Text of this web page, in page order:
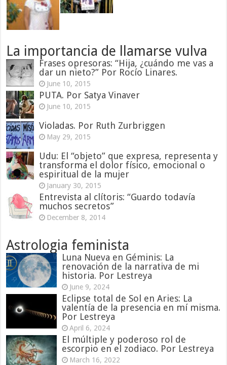
La importancia de llamarse vulva
Frases opresoras: “Hija, ¿cuándo me vas a
dar un nieto?” Por Rocío Linares.
June 10, 2015
PUTA. Por Satya Vinaver
June 10, 2015
Violadas. Por Ruth Zurbriggen
May 29, 2015
Udu: El “objeto” que expresa, representa y
transforma el dolor físico, emocional o
espiritual de la mujer
January 30, 2015
Entrevista al clítoris: “Guardo todavía
muchos secretos”
December 8, 2014
Astrologia feminista
Luna Nueva en Géminis: La
renovación de la narrativa de mi
historia. Por Lestreya
June 9, 2024
Eclipse total de Sol en Aries: La
valentía de la presencia en mí misma.
Por Lestreya
April 6, 2024
El múltiple y poderoso rol de
escorpio en el zodiaco. Por Lestreya
March 16, 2022